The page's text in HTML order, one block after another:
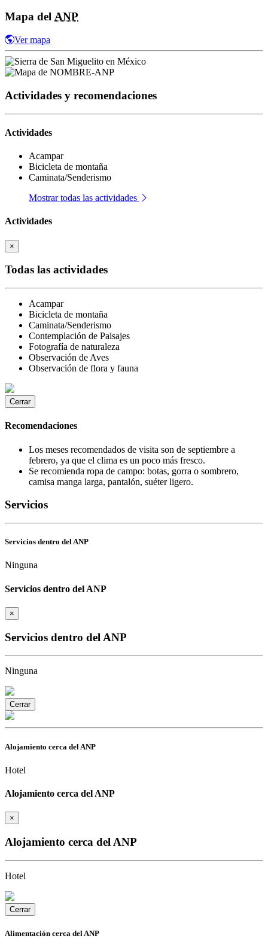
Mapa del ANP
Ver mapa
Actividades y recomendaciones
Actividades
Acampar
Bicicleta de montaña
Caminata/Senderismo
Mostrar todas las actividades
Actividades
×
Todas las actividades
Acampar
Bicicleta de montaña
Caminata/Senderismo
Contemplación de Paisajes
Fotografía de naturaleza
Observación de Aves
Observación de flora y fauna
Cerrar
Recomendaciones
Los meses recomendados de visita son de septiembre a
febrero, ya que el clima es un poco más fresco.
Se recomienda ropa de campo: botas, gorra o sombrero,
camisa manga larga, pantalón, suéter ligero.
Servicios
Servicios dentro del ANP
Ninguna
Servicios dentro del ANP
×
Servicios dentro del ANP
Ninguna
Cerrar
Alojamiento cerca del ANP
Hotel
Alojamiento cerca del ANP
×
Alojamiento cerca del ANP
Hotel
Cerrar
Alimentación cerca del ANP